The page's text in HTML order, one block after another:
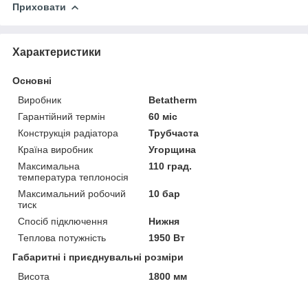
Приховати
Характеристики
Основні
Виробник
Betatherm
Гарантійний термін
60 міс
Конструкція радіатора
Трубчаста
Країна виробник
Угорщина
Максимальна
температура теплоносія
110 град.
Максимальний робочий
тиск
10 бар
Спосіб підключення
Нижня
Теплова потужність
1950 Вт
Габаритні і приєднувальні розміри
Висота
1800 мм